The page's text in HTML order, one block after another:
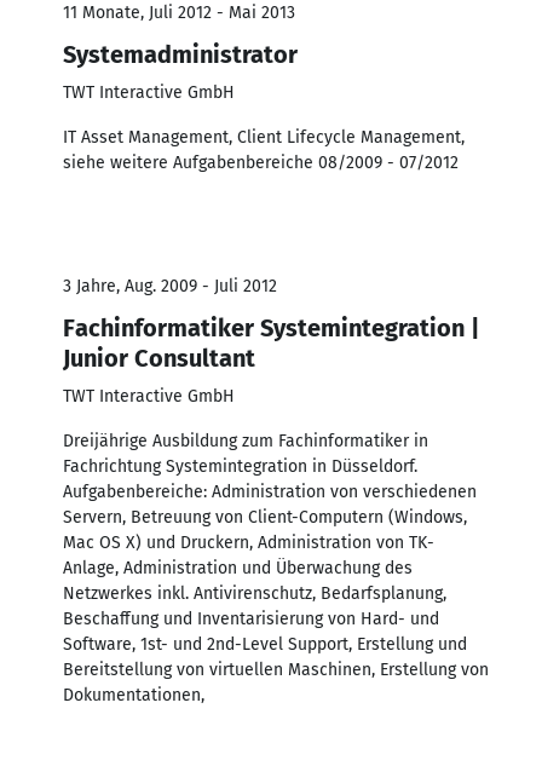
11 Monate, Juli 2012 - Mai 2013
Systemadministrator
TWT Interactive GmbH
IT Asset Management, Client Lifecycle Management,
siehe weitere Aufgabenbereiche 08/2009 - 07/2012
3 Jahre, Aug. 2009 - Juli 2012
Fachinformatiker Systemintegration |
Junior Consultant
TWT Interactive GmbH
Dreijährige Ausbildung zum Fachinformatiker in
Fachrichtung Systemintegration in Düsseldorf.
Aufgabenbereiche: Administration von verschiedenen
Servern, Betreuung von Client-Computern (Windows,
Mac OS X) und Druckern, Administration von TK-
Anlage, Administration und Überwachung des
Netzwerkes inkl. Antivirenschutz, Bedarfsplanung,
Beschaffung und Inventarisierung von Hard- und
Software, 1st- und 2nd-Level Support, Erstellung und
Bereitstellung von virtuellen Maschinen, Erstellung von
Dokumentationen,